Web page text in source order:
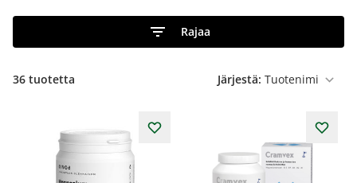
Rajaa
36 tuotetta Järjestä: